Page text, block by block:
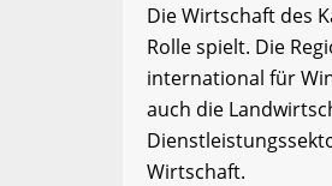
Die Wirtschaft des
Rolle spielt. Die
international für
auch die
Wirtschaft.